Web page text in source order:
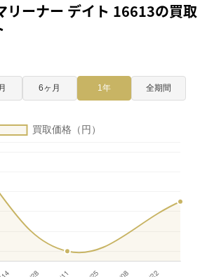
リーナー デイト 16613の買取
6ヶ月 1年 全期間